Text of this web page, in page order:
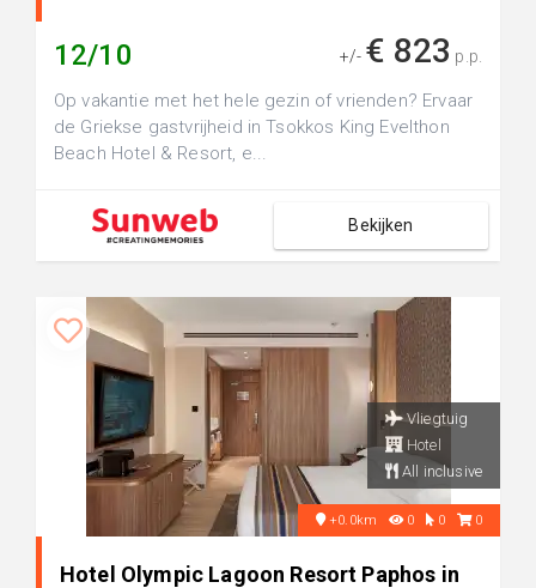
12/10 +/- € 823 p.p.
Op vakantie met het hele gezin of vrienden? Ervaar
de Griekse gastvrijheid in Tsokkos King Evelthon
Beach Hotel & Resort, e...
Bekijken
Vliegtuig
Hotel
All inclusive
+0.0km 0 0 0
Hotel Olympic Lagoon Resort Paphos in